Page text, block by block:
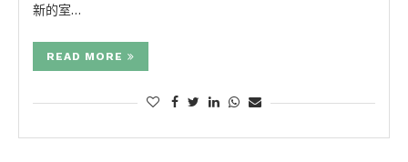
新的室…
READ MORE